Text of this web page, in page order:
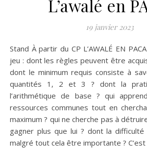
L’awalé en
19 janvier 2023
Stand À partir du CP L’AWALÉ EN PACA Imaginez vous un
jeu : dont les règles peuvent être
dont le minimum requis consiste à
quantités 1, 2 et 3 ? dont la
l’arithmétique de base ? qui
ressources communes tout en
maximum ? qui ne cherche pas à
gagner plus que lui ? dont la
malgré tout cela être importante ? C’est